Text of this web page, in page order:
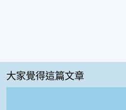
大家覺得這篇文章